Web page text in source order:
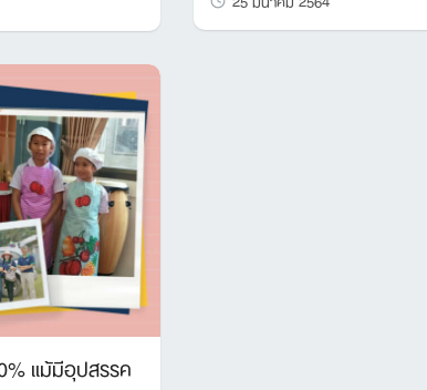
แม้มีอุปสรรค